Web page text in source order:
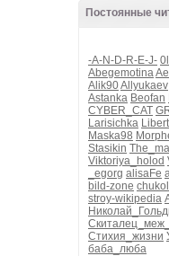
Постоянные
-A-N-D-R-E-J-
Abegemotina
Alik90Allyukaev
Astanka Beofan
CYBER_CAT
Larisichka
Maska98
Stasikin
Viktoriya_holod
_egorg alisaFe
bild-zone
stroy-wikipedia
Стихия_жизни
баба_люба